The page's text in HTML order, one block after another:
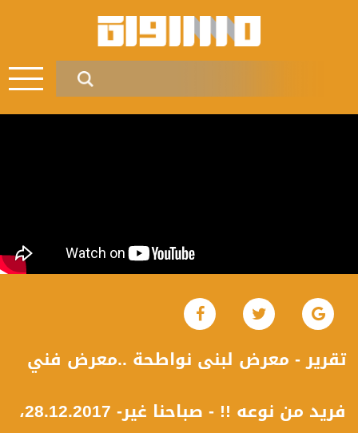
تقرير - معرض لبنى نواطحة ..معرض فني
فريد من نوعه !! - صباحنا غير- 28.12.2017،